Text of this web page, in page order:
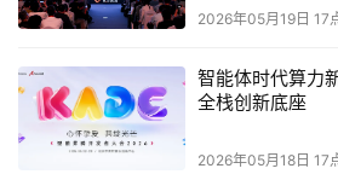
产品，如数码相机、MP3等应用的
要特性是要使手机等设备能够快速正
是一个存储器。Spansion公司目前
2026年05月19日 17
智能体时代算力
全栈创新底座
2026年05月18日 17